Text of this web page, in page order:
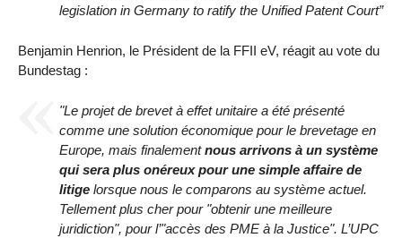
legislation in Germany to ratify the Unified Patent Court”
Benjamin Henrion, le Président de la FFII eV, réagit au vote du
Bundestag :
"Le projet de brevet à effet unitaire a été présenté
comme une solution économique pour le brevetage en
Europe, mais finalementnous arrivons à un système
qui sera plus onéreux pour une simple affaire de
litigelorsque nous le comparons au système actuel.
Tellement plus cher pour "obtenir une meilleure
juridiction", pour l’"accès des PME à la Justice". L’UPC